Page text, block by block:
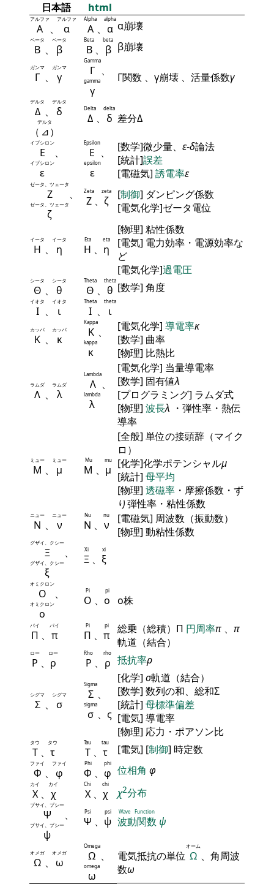
日本語
html
Α
アルファ
、 α
アルファ
Α
Alpha
、 α
alpha
α崩壊
Β
ベータ
、 β
ベータ
Β
Beta
、 β
beta
β崩壊
Γ
ガンマ
、 γ
ガンマ Γ
Gamma
、
γ
gamma Γ関数 、γ崩壊 、活量係数γ
Δ
デルタ
、 δ
デルタ
（ ⊿
デルタ
）
Δ
Delta
、 δ
delta
差分Δ
Ε
イプシロン
、
ε
イプシロン
Ε
Epsilon
、
ε
epsilon
[数学]微少量、 ε-δ論法
[統計]誤差
[電磁気] 誘電率ε
Ζ
ゼータ、ツェータ
、
ζ
ゼータ、ツェータ Ζ
Zeta
、 ζ
zeta [制御] ダンピング係数
[電気化学]ゼータ電位
Η
イータ
、 η
イータ
Η
Eta
、 η
eta
[物理] 粘性係数
[電気] 電力効率・電源効率な
ど
[電気化学]過電圧
Θ
シータ
、 θ
シータ
Θ
Theta
、 θ
theta
[数学] 角度
Ι
イオタ
、 ι
イオタ
Ι
Theta
、 ι
theta
Κ
カッパ
、 κ
カッパ Κ
Kappa
、
κ
kappa
[電気化学] 導電率κ
[数学] 曲率
[物理] 比熱比
Λ
ラムダ
、 λ
ラムダ Λ
Lambda
、
λ
lambda
[電気化学] 当量導電率
[数学] 固有値λ
[プログラミング] ラムダ式
[物理] 波長λ ・弾性率・熱伝
導率
Μ
ミュー
、 μ
ミュー
Μ
Mu
、 μ
mu
[全般] 単位の接頭辞（マイク
ロ）
[化学]化学ポテンシャルμ
[統計] 母平均
[物理] 透磁率 ・摩擦係数・ず
り弾性率・粘性係数
Ν
ニュー
、 ν
ニュー
Ν
Nu
、 ν
nu
[電磁気] 周波数（振動数）
[物理] 動粘性係数
Ξ
グザイ、クシー
、
ξ
グザイ、クシー Ξ
Xi
、 ξ
xi
Ο
オミクロン
、
ο
オミクロン Ο
Pi
、 ο
pi
ο株
Π
パイ
、 π
パイ
Π
Pi
、 π
pi 総乗（総積）Π 円周率π 、 π
軌道（結合）
Ρ
ロー
、 ρ
ロー
Ρ
Rho
、 ρ
rho
抵抗率ρ
Σ
シグマ
、 σ
シグマ Σ
Sigma
、
σ
sigma
、ς
[化学] σ軌道（結合）
[数学] 数列の和、総和Σ
[統計] 母標準偏差
[電気] 導電率
[物理] 応力・ポアソン比
Τ
タウ
、 τ
タウ
Τ
Tau
、 τ
tau
[電気] [制御] 時定数
Φ
ファイ
、 φ
ファイ
Φ
Phi
、 φ
phi
位相角 φ
Χ
カイ
、 χ
カイ
Χ
Chi
、 χ
chi
χ2分布
Ψ
プサイ、プシー
、
ψ
プサイ、プシー Ψ
Psi
、 ψ
psi
波動関数
Wave Function
ψ
Ω
オメガ
、 ω
オメガ Ω
Omega
、
ω
omega
電気抵抗の単位 Ω
オーム
、角周波
数ω